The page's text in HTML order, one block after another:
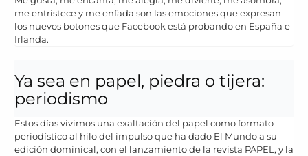
me entristece y me enfada son las emociones que expresan
los nuevos botones que Facebook está probando en España e
Irlanda.
Ya sea en papel, piedra o tijera:
periodismo
Estos días vivimos una exaltación del papel como formato
periodístico al hilo del impulso que ha dado El Mundo a su
edición dominical, con el lanzamiento de la revista PAPEL, y la